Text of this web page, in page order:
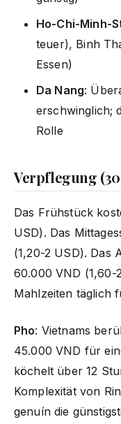
Ho-Chi-Minh-
teuer), Binh
Essen)
Da Nang:
erschwinglich;
Rolle
Verpflegung
Das Frühstück
USD). Das
(1,20-2 USD). Das
60.000 VND (1,60-
Mahlzeiten täglich
Pho: Vietnams
45.000 VND für
köchelt über 12
Komplexität von
genuín die